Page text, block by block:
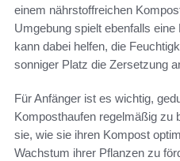
einem nährstoffreichen
Umgebung spielt ebenfalls
kann dabei helfen, die
sonniger Platz die Zersetzung
Für Anfänger ist es wichtig,
Komposthaufen regelmäßig zu
sie, wie sie ihren Kompost
Wachstum ihrer Pflanzen zu